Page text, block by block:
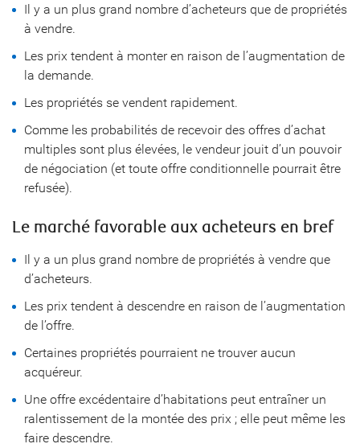
Il y a un plus grand nombre d’acheteurs que de propriétés
à vendre.
Les prix tendent à monter en raison de l’augmentation de
la demande.
Les propriétés se vendent rapidement.
Comme les probabilités de recevoir des offres d’achat
multiples sont plus élevées, le vendeur jouit d’un pouvoir
de négociation (et toute offre conditionnelle pourrait être
refusée).
Le marché favorable aux acheteurs en bref
Il y a un plus grand nombre de propriétés à vendre que
d’acheteurs.
Les prix tendent à descendre en raison de l’augmentation
de l’offre.
Certaines propriétés pourraient ne trouver aucun
acquéreur.
Une offre excédentaire d’habitations peut entraîner un
ralentissement de la montée des prix ; elle peut même les
faire descendre.